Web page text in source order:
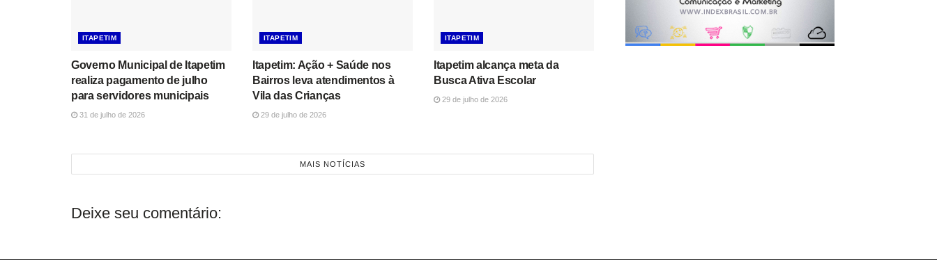
ITAPETIM
Governo Municipal de Itapetim
realiza pagamento de julho
para servidores municipais
31 de julho de 2026
ITAPETIM
Itapetim: Ação + Saúde nos
Bairros leva atendimentos à
Vila das Crianças
29 de julho de 2026
ITAPETIM
Itapetim alcança meta da
Busca Ativa Escolar
29 de julho de 2026
MAIS NOTÍCIAS
Deixe seu comentário: